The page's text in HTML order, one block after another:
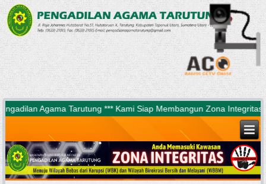
Tarutung *** Kami Siap Membangun Zona Integritas Untuk